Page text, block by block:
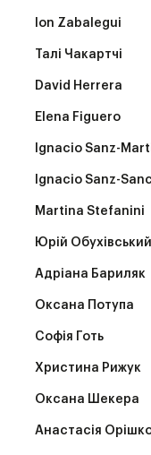
Ion Zabalegui
Талі Чакартчі
David Herrera
Elena Figuero
Ignacio Sanz-
Ignacio Sanz-
Martina Stefanini
Юрій Обухівський
Адріана Бариляк
Оксана Потупа
Софія Готь
Христина Рижук
Оксана Шекера
Анастасія